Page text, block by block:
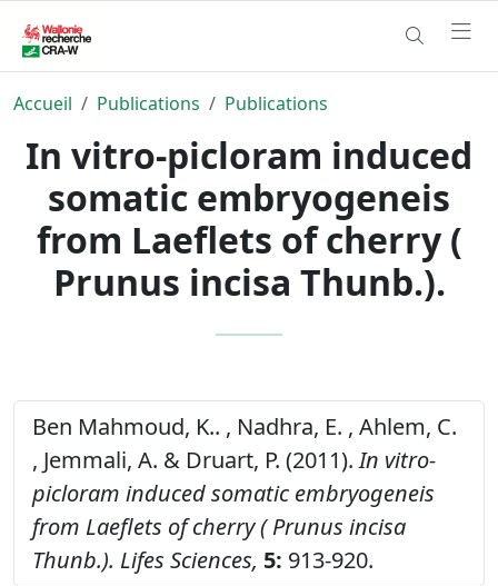
Accueil Publications Publications
In vitro-picloram induced
somatic embryogeneis
from Laeflets of cherry (
Prunus incisa Thunb.).
Ben Mahmoud, K.. , Nadhra, E. , Ahlem, C.
, Jemmali, A. & Druart, P. (2011).In vitro-
picloram induced somatic embryogeneis
from Laeflets of cherry ( Prunus incisa
Thunb.). Lifes Sciences, 5: 913-920.